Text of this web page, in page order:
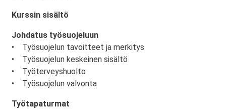
Kurssin sisältö
Johdatus työsuojeluun
• Työsuojelun tavoitteet ja merkitys
• Työsuojelun keskeinen sisältö
• Työterveyshuolto
• Työsuojelun valvonta
Työtapaturmat